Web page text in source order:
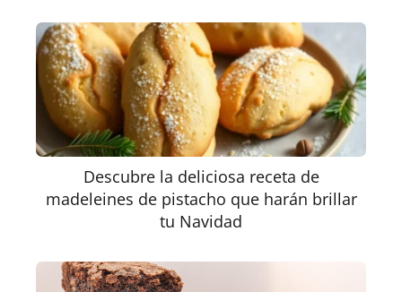
Descubre la deliciosa receta de
madeleines de pistacho que harán brillar
tu Navidad